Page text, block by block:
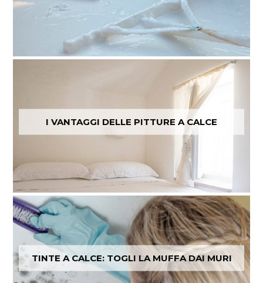
I VANTAGGI DELLE PITTURE A CALCE
TINTE A CALCE: TOGLI LA MUFFA DAI MURI